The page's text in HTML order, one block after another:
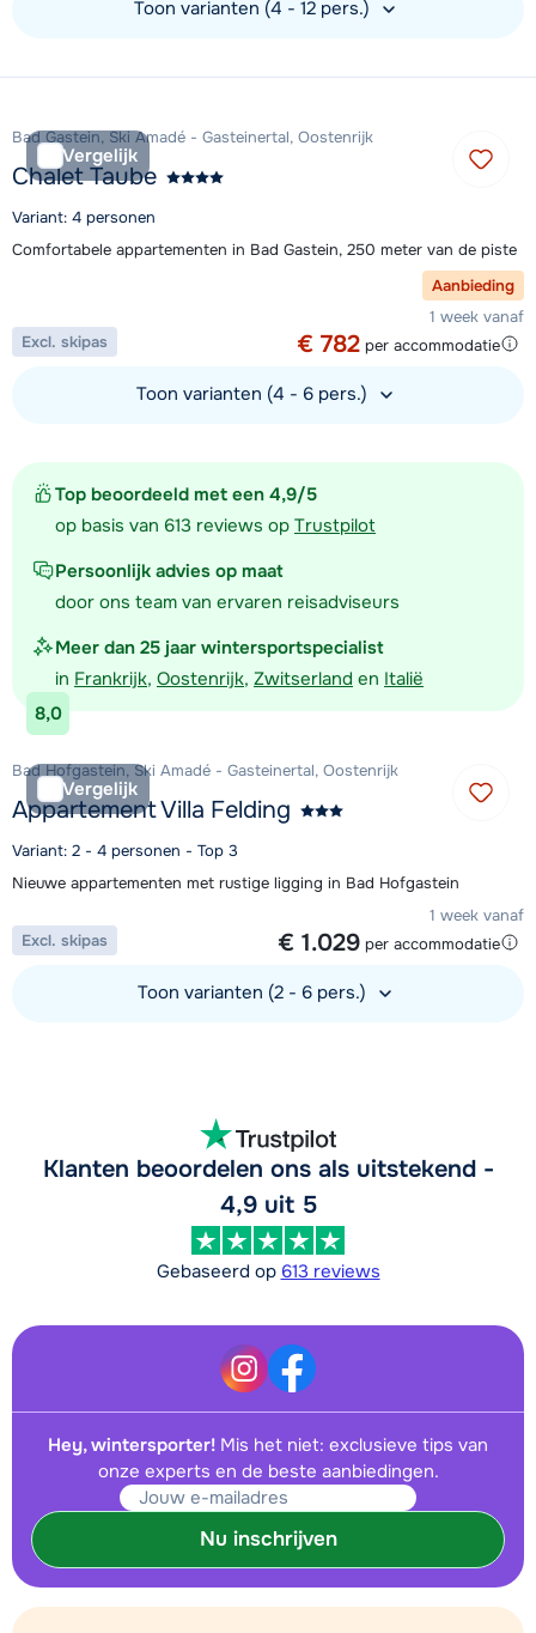
Top beoordeeld met een 4,9/5
op basis van 613 reviews op Trustpilot
Persoonlijk advies op maat
door ons team van ervaren reisadviseurs
Meer dan 25 jaar wintersportspecialist
in Frankrijk, Oostenrijk, Zwitserland en Italië
Toon varianten (4 - 12 pers.)
Vergelijk
Bad Gastein, Ski Amadé - Gasteinertal, Oostenrijk
Chalet Taube
Variant: 4 personen
Comfortabele appartementen in Bad Gastein, 250 meter van de piste
Aanbieding
1 week vanaf
€ 782 per accommodatie
Excl. skipas
Toon varianten (4 - 6 pers.)
8,0
Vergelijk
Bad Hofgastein, Ski Amadé - Gasteinertal, Oostenrijk
Appartement Villa Felding
Variant: 2 - 4 personen - Top 3
Nieuwe appartementen met rustige ligging in Bad Hofgastein
1 week vanaf
€ 1.029 per accommodatie
Excl. skipas
Toon varianten (2 - 6 pers.)
Klanten beoordelen ons als uitstekend -
4,9 uit 5
Gebaseerd op 613 reviews
Hey, wintersporter! Mis het niet: exclusieve tips van
onze experts en de beste aanbiedingen.
Nu inschrijven